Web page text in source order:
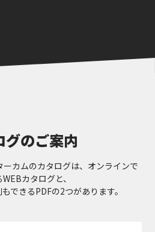
グのご案内
カムのカタログは、オンラインで
カタログと、
できるPDFの2つがあります。